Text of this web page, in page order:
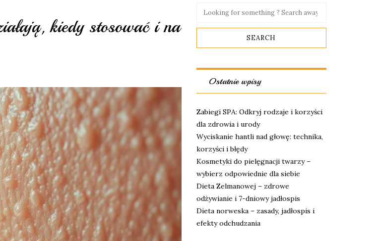
kiedy stosować i na
Ostatnie wpisy
Zabiegi SPA: Odkryj rodzaje i korzyści
dla zdrowia i urody
Wyciskanie hantli nad głowę: technika,
korzyści i błędy
Kosmetyki do pielęgnacji twarzy –
wybierz odpowiednie dla siebie
Dieta Zelmanowej – zdrowe
odżywianie i 7-dniowy jadłospis
Dieta norweska – zasady, jadłospis i
efekty odchudzania